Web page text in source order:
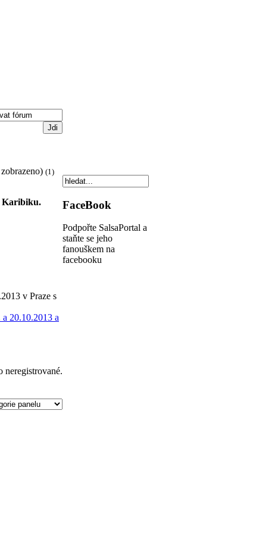
(1)
Karibiku.
v Praze s
20.10.2013 a
neregistrované.
FaceBook
Podpořte SalsaPortal a
staňte se jeho
fanouškem na
facebooku